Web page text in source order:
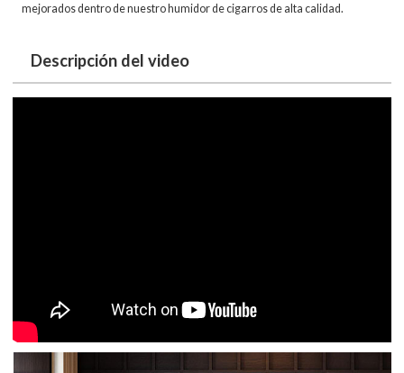
mejorados dentro de nuestro humidor de cigarros de alta calidad.
Descripción del video